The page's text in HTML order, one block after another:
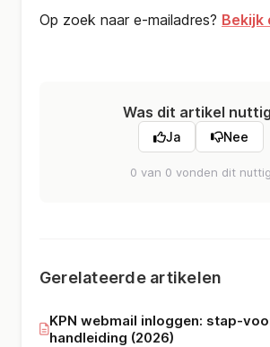
Op zoek naar e-mailadres? Bekijk
Was dit artikel
Ja Nee
0 van 0 vonden dit nuttig
Gerelateerde artikelen
KPN webmail inloggen: stap-
handleiding (2026)